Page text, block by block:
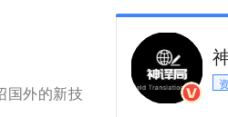
国外的新技